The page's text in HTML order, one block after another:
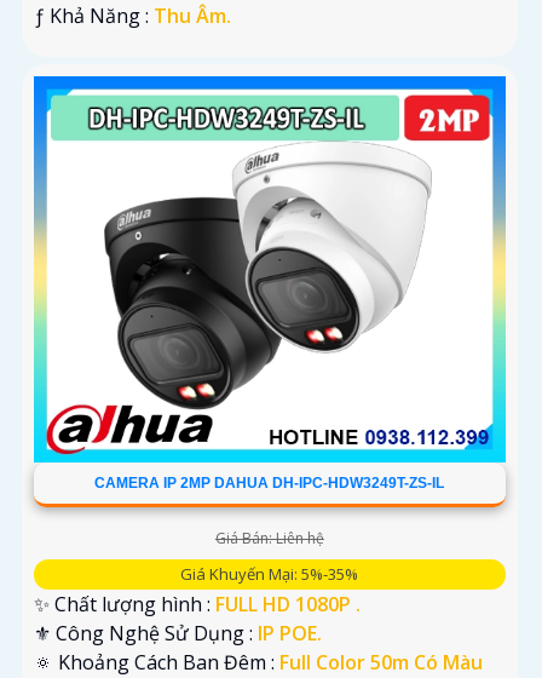
️ƒ Khả Năng : Thu Âm.
CAMERA IP 2MP DAHUA DH-IPC-HDW3249T-ZS-IL
Giá Bán: Liên hệ
Giá Khuyến Mại: 5%-35%
✨ Chất lượng hình : FULL HD 1080P .
⚜️ Công Nghệ Sử Dụng : IP POE.
🔅 Khoảng Cách Ban Đêm : Full Color 50m Có Màu